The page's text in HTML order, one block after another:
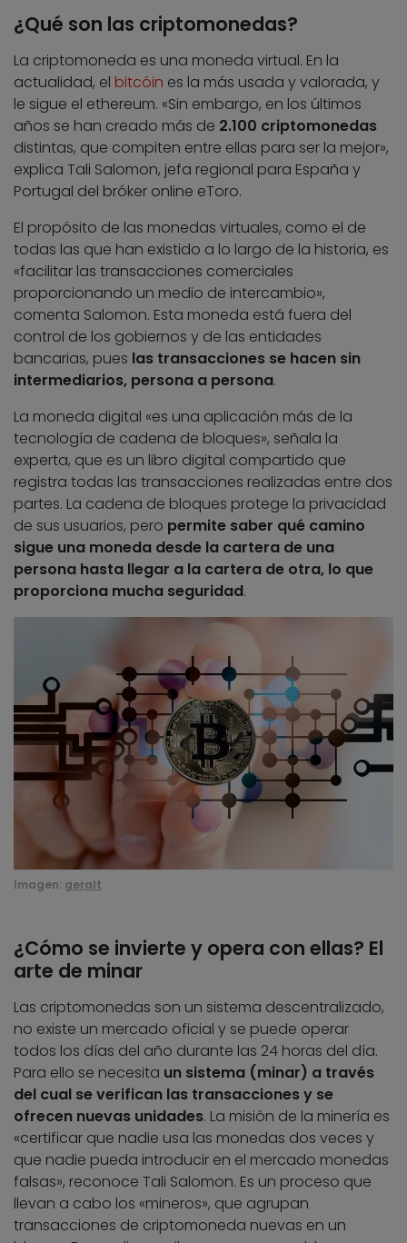
¿Qué son las criptomonedas?
La criptomoneda es una moneda virtual. En la
actualidad, el bitcóin es la más usada y valorada, y
le sigue el ethereum. «Sin embargo, en los últimos
años se han creado más de 2.100 criptomonedas
distintas, que compiten entre ellas para ser la mejor»,
explica Tali Salomon, jefa regional para España y
Portugal del bróker online eToro.
El propósito de las monedas virtuales, como el de
todas las que han existido a lo largo de la historia, es
«facilitar las transacciones comerciales
proporcionando un medio de intercambio»,
comenta Salomon. Esta moneda está fuera del
control de los gobiernos y de las entidades
bancarias, pues las transacciones se hacen sin
intermediarios, persona a persona.
La moneda digital «es una aplicación más de la
tecnología de cadena de bloques», señala la
experta, que es un libro digital compartido que
registra todas las transacciones realizadas entre dos
partes. La cadena de bloques protege la privacidad
de sus usuarios, pero permite saber qué camino
sigue una moneda desde la cartera de una
persona hasta llegar a la cartera de otra, lo que
proporciona mucha seguridad.
Imagen: geralt
¿Cómo se invierte y opera con ellas? El
arte de minar
Las criptomonedas son un sistema descentralizado,
no existe un mercado oficial y se puede operar
todos los días del año durante las 24 horas del día.
Para ello se necesita un sistema (minar) a través
del cual se verifican las transacciones y se
ofrecen nuevas unidades. La misión de la minería es
«certificar que nadie usa las monedas dos veces y
que nadie pueda introducir en el mercado monedas
falsas», reconoce Tali Salomon. Es un proceso que
llevan a cabo los «mineros», que agrupan
transacciones de criptomoneda nuevas en un